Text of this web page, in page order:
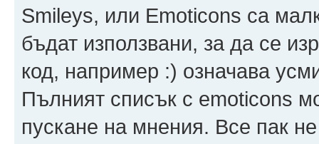
Smileys, или Emoticons са
бъдат използвани, за да се
код, например :) означава
Пълният списък с emoticons
пускане на мнения. Все пак